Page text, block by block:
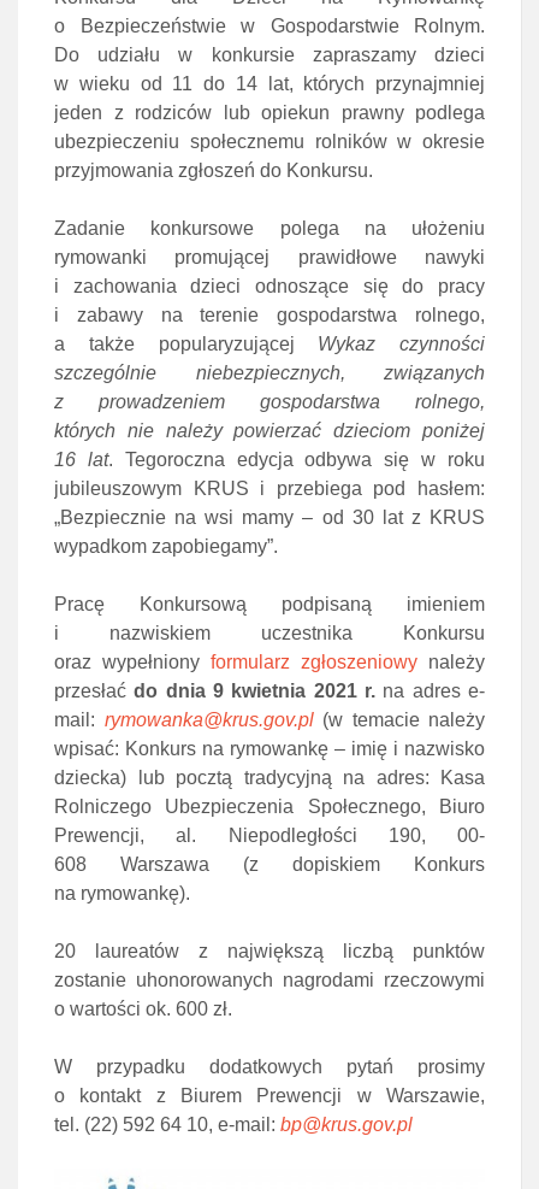
o Bezpieczeństwie w Gospodarstwie Rolnym.
Do udziału w konkursie zapraszamy dzieci
w wieku od 11 do 14 lat, których przynajmniej
jeden z rodziców lub opiekun prawny podlega
ubezpieczeniu społecznemu rolników w okresie
przyjmowania zgłoszeń do Konkursu.
Zadanie konkursowe polega na ułożeniu
rymowanki promującej prawidłowe nawyki
i zachowania dzieci odnoszące się do pracy
i zabawy na terenie gospodarstwa rolnego,
a także popularyzującej Wykaz czynności
szczególnie niebezpiecznych, związanych
z prowadzeniem gospodarstwa rolnego,
których nie należy powierzać dzieciom poniżej
16 lat. Tegoroczna edycja odbywa się w roku
jubileuszowym KRUS i przebiega pod hasłem:
„Bezpiecznie na wsi mamy – od 30 lat z KRUS
wypadkom zapobiegamy”.
Pracę Konkursową podpisaną imieniem
i nazwiskiem uczestnika Konkursu
oraz wypełniony formularz zgłoszeniowy należy
przesłaćdo dnia 9 kwietnia 2021 r. na adres e-
mail: rymowanka@krus.gov.pl(w temacie należy
wpisać: Konkurs na rymowankę – imię i nazwisko
dziecka) lub pocztą tradycyjną na adres: Kasa
Rolniczego Ubezpieczenia Społecznego, Biuro
Prewencji, al. Niepodległości 190, 00-
608 Warszawa (z dopiskiem Konkurs
na rymowankę).
20 laureatów z największą liczbą punktów
zostanie uhonorowanych nagrodami rzeczowymi
o wartości ok. 600 zł.
W przypadku dodatkowych pytań prosimy
o kontakt z Biurem Prewencji w Warszawie,
tel. (22) 592 64 10, e‑mail: bp@krus.gov.pl